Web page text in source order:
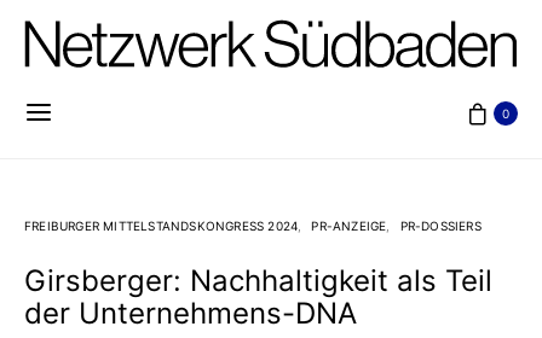
0
FREIBURGER MITTELSTANDSKONGRESS 2024 PR-ANZEIGE PR-DOSSIERS
Girsberger: Nachhaltigkeit als Teil
der Unternehmens-DNA